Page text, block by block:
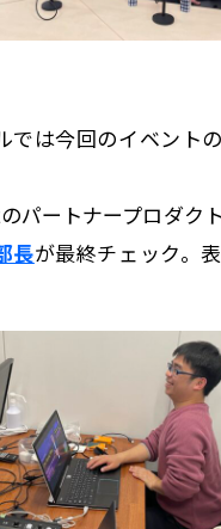
では今回のイベント
パートナープロダク
長が最終チェック。